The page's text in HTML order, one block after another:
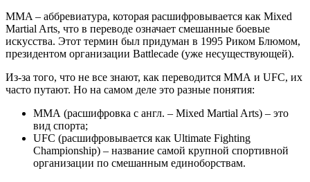
MMA – аббревиатура, которая расшифровывается как Mixed
Martial Arts, что в переводе означает смешанные боевые
искусства. Этот термин был придуман в 1995 Риком Блюмом,
президентом организации Battlecade (уже несуществующей).
Из-за того, что не все знают, как переводится ММА и UFC, их
часто путают. Но на самом деле это разные понятия:
ММА (расшифровка с англ. – Mixed Martial Arts) – это
вид спорта;
UFC (расшифровывается как Ultimate Fighting
Championship) – название самой крупной спортивной
организации по смешанным единоборствам.